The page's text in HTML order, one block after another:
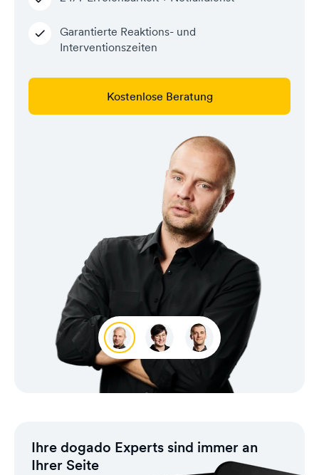
Sebastian Gehrke
Mandy Frische
Jan Günther
Garantierte Reaktions- und
Interventionszeiten
Kostenlose Beratung
Ihre dogado Experts sind immer an
Ihrer Seite